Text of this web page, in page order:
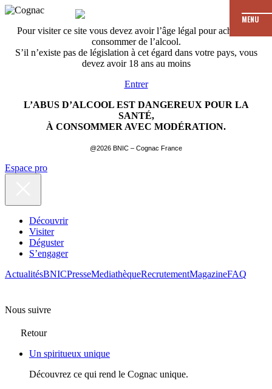
Pour visiter ce site vous devez avoir l’âge légal pour acheter et
consommer de l’alcool.
S’il n’existe pas de législation à cet égard dans votre pays, vous
devez avoir 18 ans au moins
Entrer
L’ABUS D’ALCOOL EST DANGEREUX POUR LA
SANTÉ,
À CONSOMMER AVEC MODÉRATION.
@2026 BNIC – Cognac France
MENU
Espace pro
Découvrir
Visiter
Déguster
S’engager
ActualitésBNICPresseMediathèqueRecrutementMagazineFAQ
Nous suivre
Retour
Un spiritueux unique
Découvrez ce qui rend le Cognac unique.